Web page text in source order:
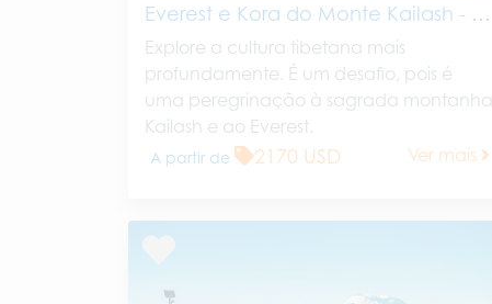
Everest e Kora do Monte Kailash - 15
Dias
Explore a cultura tibetana mais
profundamente. É um desafio, pois é
uma peregrinação à sagrada montanha
Kailash e ao Everest.
A partir de 2170 USD Ver mais